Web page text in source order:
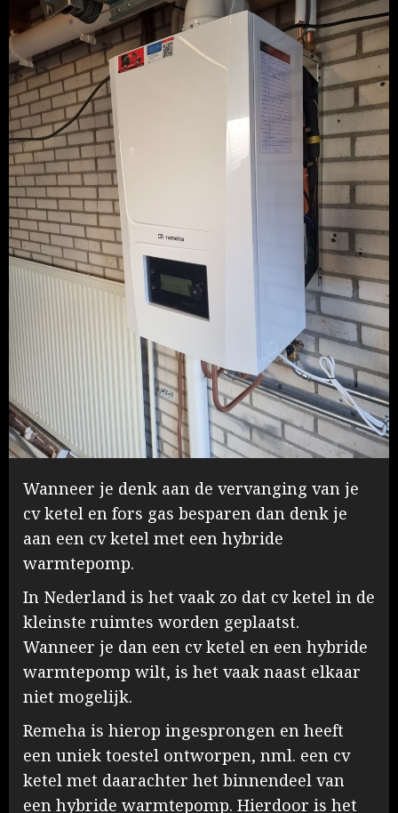
Wanneer je denk aan de vervanging van je
cv ketel en fors gas besparen dan denk je
aan een cv ketel met een hybride
warmtepomp.
In Nederland is het vaak zo dat cv ketel in de
kleinste ruimtes worden geplaatst.
Wanneer je dan een cv ketel en een hybride
warmtepomp wilt, is het vaak naast elkaar
niet mogelijk.
Remeha is hierop ingesprongen en heeft
een uniek toestel ontworpen, nml. een cv
ketel met daarachter het binnendeel van
een hybride warmtepomp. Hierdoor is het